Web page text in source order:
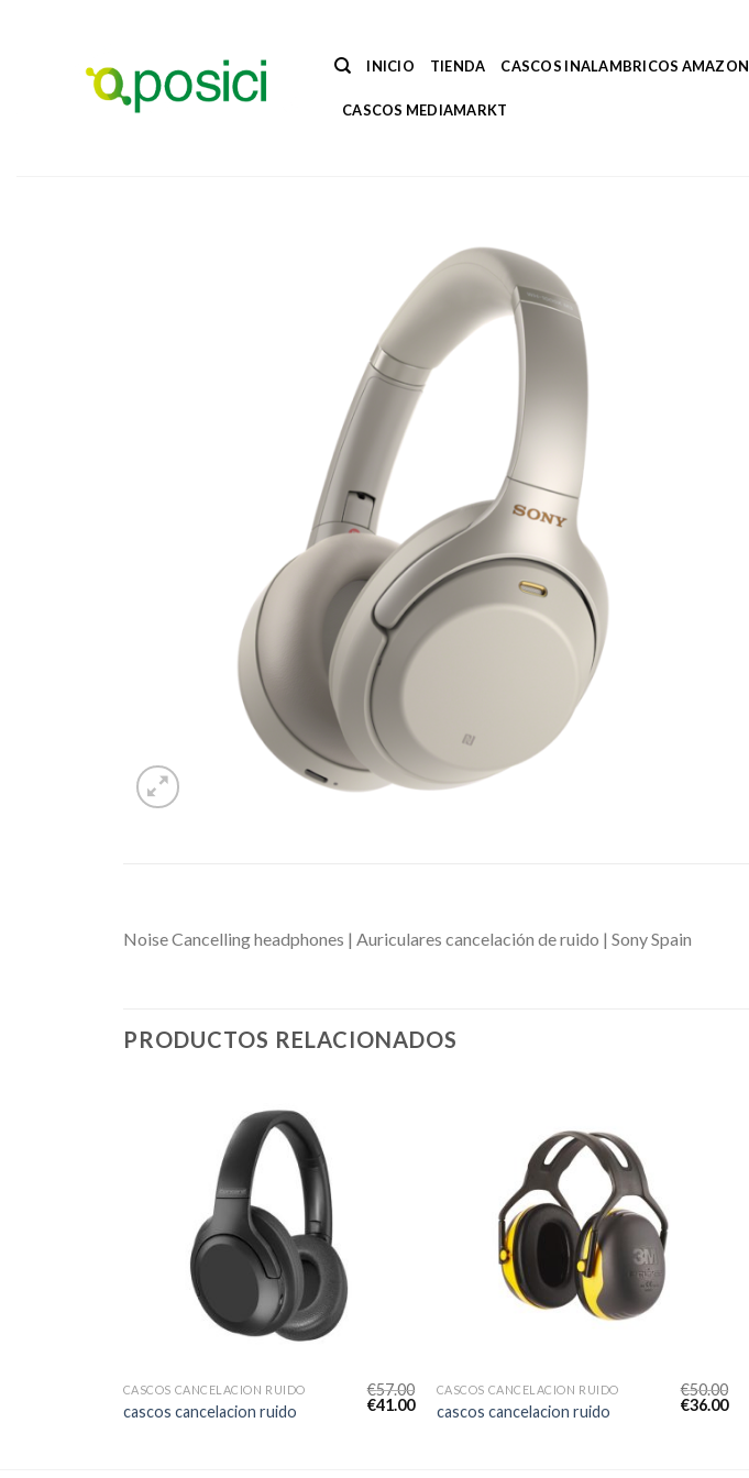
INICIO TIENDA CASCOS INALAMBRICOS AMAZON
CASCOS MEDIAMARKT
Noise Cancelling headphones | Auriculares cancelación de ruido | Sony Spain
PRODUCTOS RELACIONADOS
CASCOS CANCELACION RUIDO
cascos cancelacion ruido
€57.00
€41.00
CASCOS CANCELACION RUIDO
cascos cancelacion ruido
€50.00
€36.00